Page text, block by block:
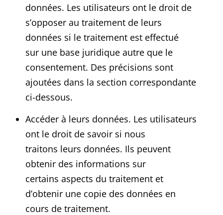
données. Les utilisateurs ont le droit de
s’opposer au traitement de leurs
données si le traitement est effectué
sur une base juridique autre que le
consentement. Des précisions sont
ajoutées dans la section correspondante
ci-dessous.
Accéder à leurs données. Les utilisateurs
ont le droit de savoir si nous
traitons leurs données. Ils peuvent
obtenir des informations sur
certains aspects du traitement et
d’obtenir une copie des données en
cours de traitement.